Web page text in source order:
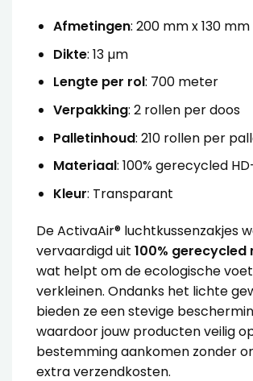
Afmetingen: 200 mm x 130 mm
Dikte: 13 µm
Lengte per rol: 700 meter
Verpakking: 2 rollen per doos
Palletinhoud: 210 rollen per
Materiaal: 100% gerecycled
Kleur: Transparant
De ActivaAir® luchtkussenzakjes
vervaardigd uit 100%
wat helpt om de ecologische
verkleinen. Ondanks het lichte
bieden ze een stevige
waardoor jouw producten veilig
bestemming aankomen zonder
extra verzendkosten.